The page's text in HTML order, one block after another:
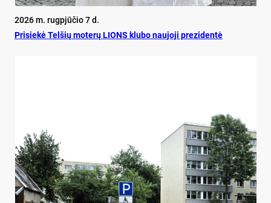
2026 m. rugpjūčio 7 d.
Pri­siekė Tel­šių mo­terų LIONS klu­bo nau­jo­ji pre­zi­dentė